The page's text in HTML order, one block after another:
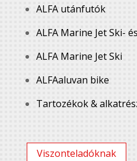
ALFA utánfutók
ALFA Marine Jet Ski-
ALFA Marine Jet Ski
ALFAaluvan bike
Tartozékok &
Viszonteladóknak